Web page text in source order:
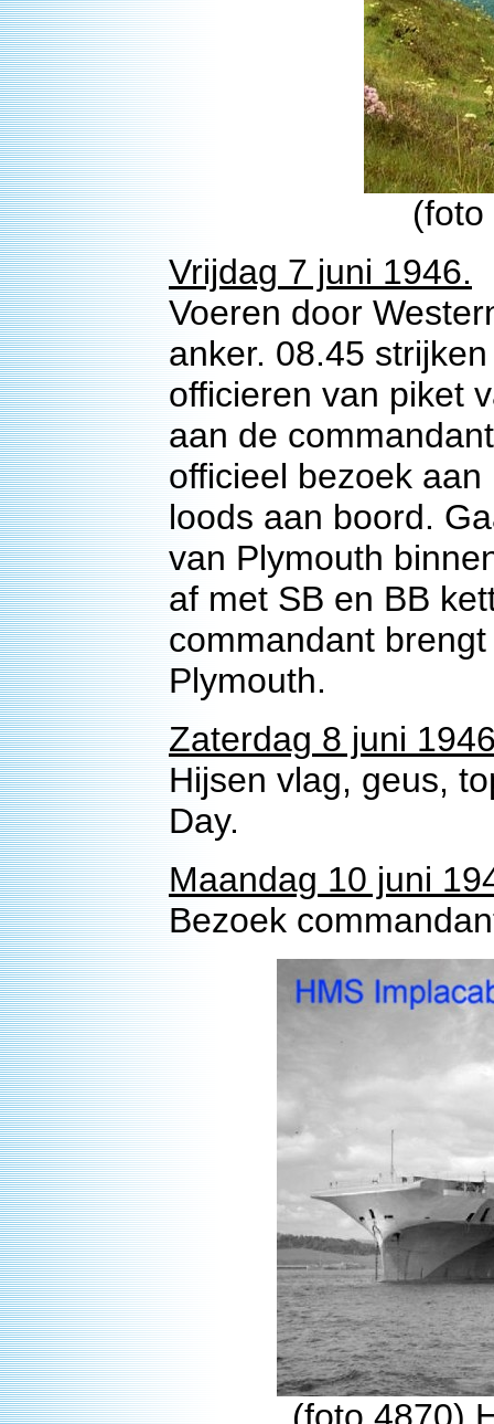
(foto
Vrijdag 7 juni 1946.
Voeren door
anker. 08.45
officieren van piket
aan de
officieel bezoek
loods aan boord.
van Plymouth
af met SB en BB
commandant
Plymouth.
Zaterdag 8 juni
Hijsen vlag, geus,
Day.
Maandag 10 juni
Bezoek